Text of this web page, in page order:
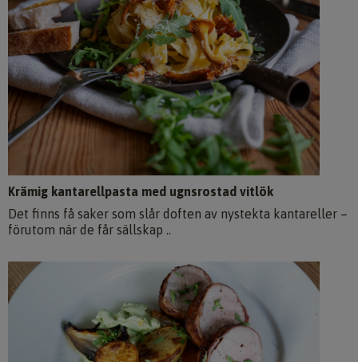
Krämig kantarellpasta med ugnsrostad vitlök
Det finns få saker som slår doften av nystekta kantareller –
förutom när de får sällskap ..